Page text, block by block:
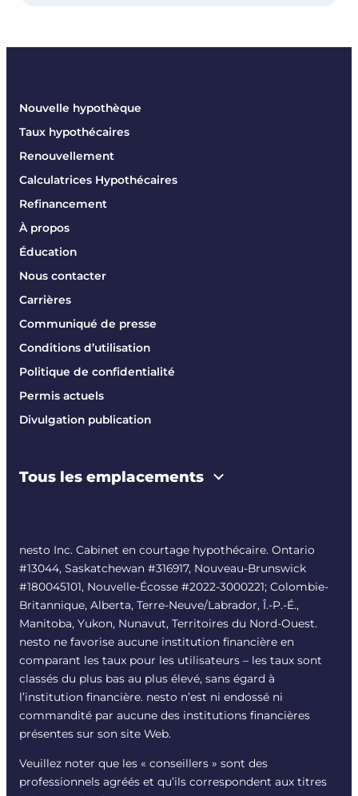
Nouvelle hypothèque
Taux hypothécaires
Renouvellement
Calculatrices Hypothécaires
Refinancement
À propos
Éducation
Nous contacter
Carrières
Communiqué de presse
Conditions d’utilisation
Politique de confidentialité
Permis actuels
Divulgation publication
Tous les emplacements
nesto Inc. Cabinet en courtage hypothécaire. Ontario
#13044, Saskatchewan #316917, Nouveau-Brunswick
#180045101, Nouvelle-Écosse #2022-3000221; Colombie-
Britannique, Alberta, Terre-Neuve/Labrador, Î.-P.-É.,
Manitoba, Yukon, Nunavut, Territoires du Nord-Ouest.
nesto ne favorise aucune institution financière en
comparant les taux pour les utilisateurs – les taux sont
classés du plus bas au plus élevé, sans égard à
l’institution financière. nesto n’est ni endossé ni
commandité par aucune des institutions financières
présentes sur son site Web.
Veuillez noter que les « conseillers » sont des
professionnels agréés et qu’ils correspondent aux titres